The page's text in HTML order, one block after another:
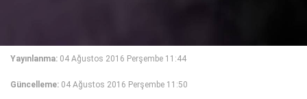
Yayınlanma: 04 Ağustos 2016 Perşembe 11:44
Güncelleme: 04 Ağustos 2016 Perşembe 11:50